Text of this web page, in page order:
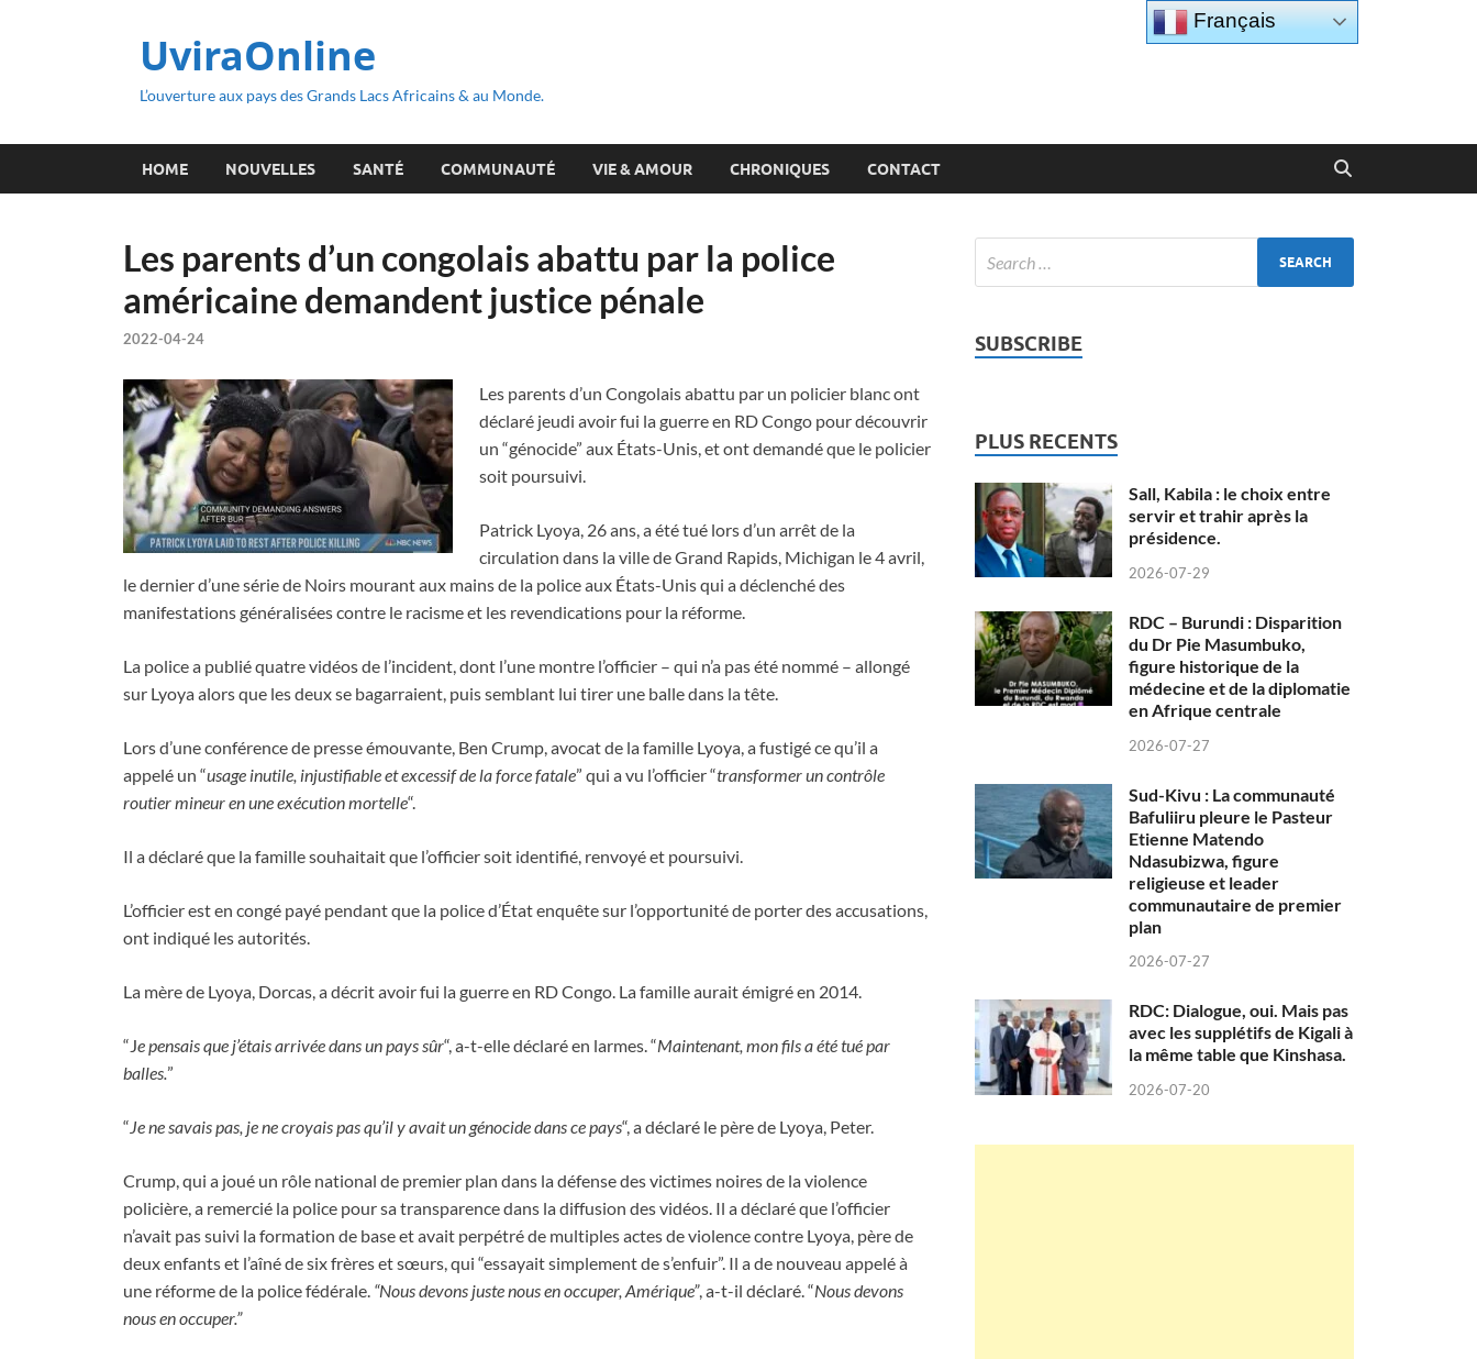
UviraOnline
L’ouverture aux pays des Grands Lacs Africains & au Monde.
HOME NOUVELLES SANTÉ COMMUNAUTÉ VIE & AMOUR CHRONIQUES CONTACT
Les parents d’un congolais abattu par la police
américaine demandent justice pénale
2022-04-24
Les parents d’un Congolais abattu par un policier blanc ont
déclaré jeudi avoir fui la guerre en RD Congo pour découvrir
un “génocide” aux États-Unis, et ont demandé que le policier
soit poursuivi.
Patrick Lyoya, 26 ans, a été tué lors d’un arrêt de la
circulation dans la ville de Grand Rapids, Michigan le 4 avril,
le dernier d’une série de Noirs mourant aux mains de la police aux États-Unis qui a déclenché des
manifestations généralisées contre le racisme et les revendications pour la réforme.
La police a publié quatre vidéos de l’incident, dont l’une montre l’officier – qui n’a pas été nommé – allongé
sur Lyoya alors que les deux se bagarraient, puis semblant lui tirer une balle dans la tête.
Lors d’une conférence de presse émouvante, Ben Crump, avocat de la famille Lyoya, a fustigé ce qu’il a
appelé un “usage inutile, injustifiable et excessif de la force fatale” qui a vu l’officier “transformer un contrôle
routier mineur en une exécution mortelle“.
Il a déclaré que la famille souhaitait que l’officier soit identifié, renvoyé et poursuivi.
L’officier est en congé payé pendant que la police d’État enquête sur l’opportunité de porter des accusations,
ont indiqué les autorités.
La mère de Lyoya, Dorcas, a décrit avoir fui la guerre en RD Congo. La famille aurait émigré en 2014.
“Je pensais que j’étais arrivée dans un pays sûr“, a-t-elle déclaré en larmes. “Maintenant, mon fils a été tué par
balles.”
“Je ne savais pas, je ne croyais pas qu’il y avait un génocide dans ce pays“, a déclaré le père de Lyoya, Peter.
Crump, qui a joué un rôle national de premier plan dans la défense des victimes noires de la violence
policière, a remercié la police pour sa transparence dans la diffusion des vidéos. Il a déclaré que l’officier
n’avait pas suivi la formation de base et avait perpétré de multiples actes de violence contre Lyoya, père de
deux enfants et l’aîné de six frères et sœurs, qui “essayait simplement de s’enfuir”. Il a de nouveau appelé à
une réforme de la police fédérale. “Nous devons juste nous en occuper, Amérique”, a-t-il déclaré. “Nous devons
nous en occuper.”
SUBSCRIBE
PLUS RECENTS
Sall, Kabila : le choix entre
servir et trahir après la
présidence.
2026-07-29
RDC – Burundi : Disparition
du Dr Pie Masumbuko,
figure historique de la
médecine et de la diplomatie
en Afrique centrale
2026-07-27
Sud-Kivu : La communauté
Bafuliiru pleure le Pasteur
Etienne Matendo
Ndasubizwa, figure
religieuse et leader
communautaire de premier
plan
2026-07-27
RDC: Dialogue, oui. Mais pas
avec les supplétifs de Kigali à
la même table que Kinshasa.
2026-07-20
Français